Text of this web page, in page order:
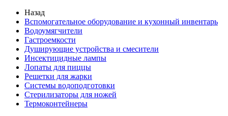
Назад
Вспомогательное оборудование и кухонный инвентарь
Водоумягчители
Гастроемкости
Душирующие устройства и смесители
Инсектицидные лампы
Лопаты для пиццы
Решетки для жарки
Системы водоподготовки
Стерилизаторы для ножей
Термоконтейнеры